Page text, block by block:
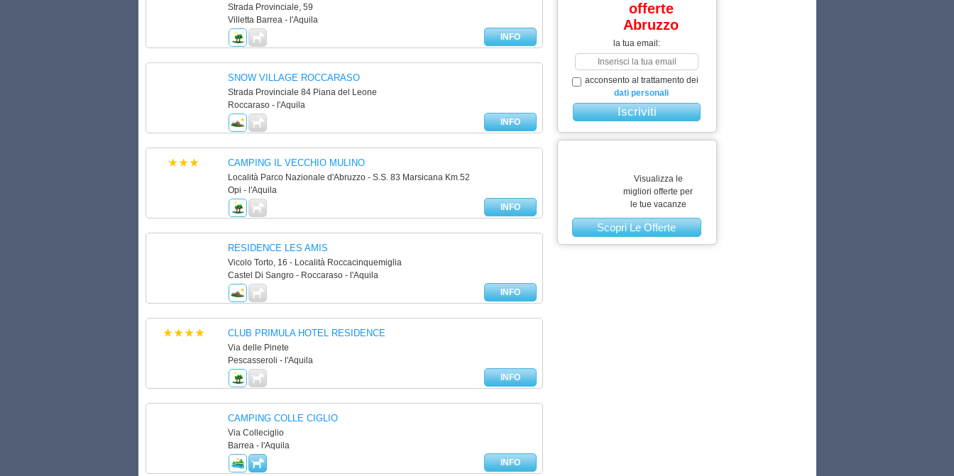
Strada Provinciale, 59
Villetta Barrea - l'Aquila
INFO
SNOW VILLAGE ROCCARASO
Strada Provinciale 84 Piana del Leone
Roccaraso - l'Aquila
INFO
CAMPING IL VECCHIO MULINO
Località Parco Nazionale d'Abruzzo - S.S. 83 Marsicana Km.52
Opi - l'Aquila
INFO
RESIDENCE LES AMIS
Vicolo Torto, 16 - Località Roccacinquemiglia
Castel Di Sangro - Roccaraso - l'Aquila
INFO
CLUB PRIMULA HOTEL RESIDENCE
Via delle Pinete
Pescasseroli - l'Aquila
INFO
CAMPING COLLE CIGLIO
Via Colleciglio
Barrea - l'Aquila
INFO
offerte
Abruzzo
la tua email:
acconsento al trattamento dei
dati personali
Visualizza le
migliori offerte per
le tue vacanze
Scopri Le Offerte